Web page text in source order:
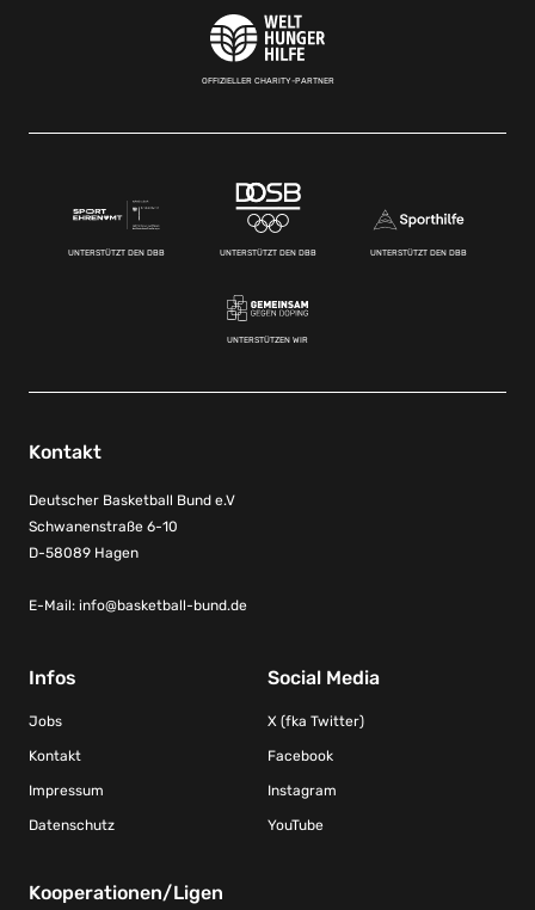
OFFIZIELLER CHARITY-PARTNER
UNTERSTÜTZT DEN DBB UNTERSTÜTZT DEN DBB UNTERSTÜTZT DEN DBB
UNTERSTÜTZEN WIR
Kontakt
Deutscher Basketball Bund e.V
Schwanenstraße 6-10
D-58089 Hagen
E-Mail: info@basketball-bund.de
Infos
Jobs
Kontakt
Impressum
Datenschutz
Social Media
X (fka Twitter)
Facebook
Instagram
YouTube
Kooperationen/Ligen